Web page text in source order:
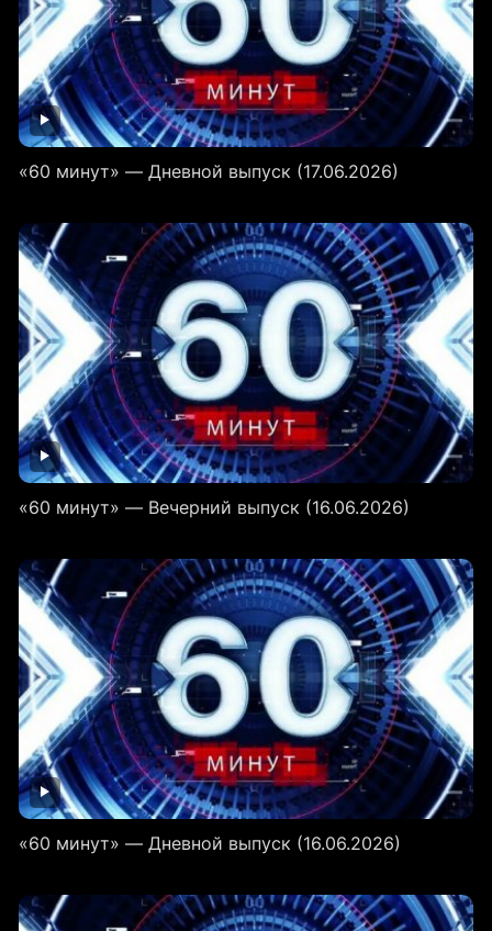
«60 минут» — Дневной выпуск (17.06.2026)
«60 минут» — Вечерний выпуск (16.06.2026)
«60 минут» — Дневной выпуск (16.06.2026)